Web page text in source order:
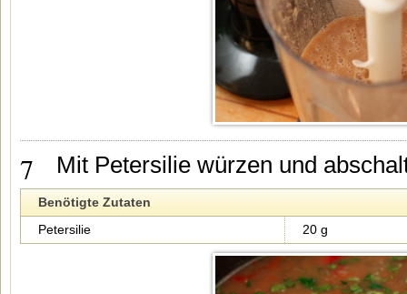
7 Mit Petersilie würzen und
Benötigte Zutaten
Petersilie
20 g